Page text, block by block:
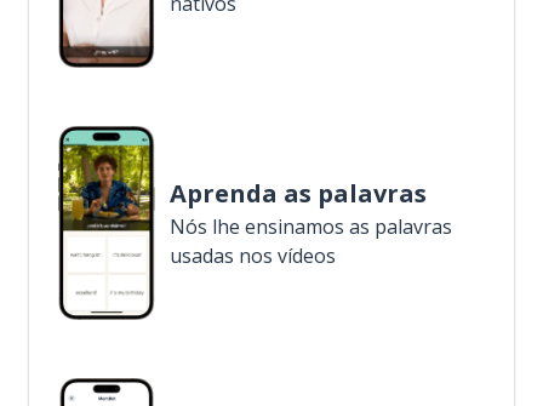
Aprenda as palavras
Nós lhe ensinamos as palavras
usadas nos vídeos